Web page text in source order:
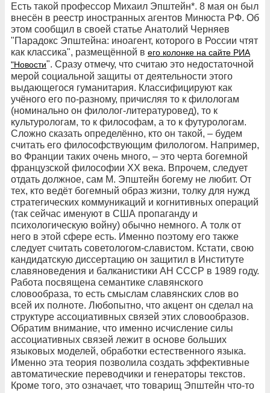
Есть такой профессор Михаил Эпштейн*. 8 мая он был
внесён в реестр иностранных агентов Минюста РФ. Об
этом сообщил в своей статье Анатолий Черняев
"Парадокс Эпштейна: иноагент, которого в России чтят
как классика", размещённой в его колонке на сайте РИА
"Новости". Сразу отмечу, что считаю это недостаточной
мерой социальной защиты от деятельности этого
выдающегося гуманитария. Классифицируют как
учёного его по-разному, причисляя то к филологам
(номинально он филолог-литературовед), то к
культурологам, то к философам, а то к футурологам.
Сложно сказать определённо, кто он такой, – будем
считать его философствующим филологом. Например,
во Франции таких очень много, – это черта богемной
французской философии XX века. Впрочем, следует
отдать должное, сам М. Эпштейн богему не любит. От
тех, кто ведёт богемный образ жизни, толку для нужд
стратегических коммуникаций и когнитивных операций
(так сейчас именуют в США пропаганду и
психологическую войну) обычно немного. А толк от
него в этой сфере есть. Именно поэтому его также
следует считать советологом-славистом. Кстати, свою
кандидатскую диссертацию он защитил в Институте
славяноведения и балканистики АН СССР в 1989 году.
Работа посвящена семантике славянского
словообраза, то есть смыслам славянских слов во
всей их полноте. Любопытно, что акцент он сделал на
структуре ассоциативных связей этих словообразов.
Обратим внимание, что именно исчисление силы
ассоциативных связей лежит в основе больших
языковых моделей, обработки естественного языка.
Именно эта теория позволила создать эффективные
автоматические переводчики и генераторы текстов.
Кроме того, это означает, что товарищ Эпштейн что-то